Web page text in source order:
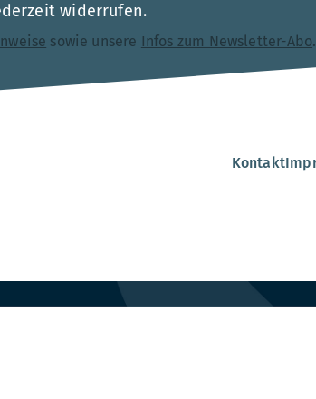
widerrufen.
sowie unsere Infos zum Newsletter-Abo.
Kontakt